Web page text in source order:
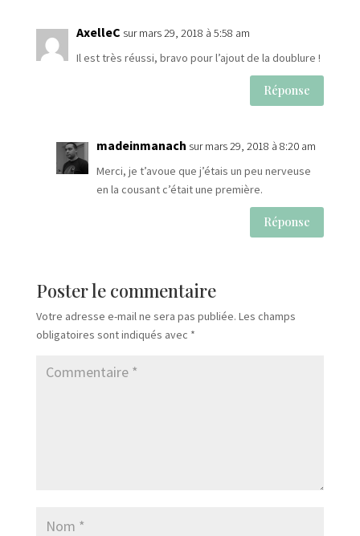
AxelleC sur mars 29, 2018 à 5:58 am
Il est très réussi, bravo pour l’ajout de la doublure !
Réponse
madeinmanach sur mars 29, 2018 à 8:20 am
Merci, je t’avoue que j’étais un peu nerveuse
en la cousant c’était une première.
Réponse
Poster le commentaire
Votre adresse e-mail ne sera pas publiée. Les champs
obligatoires sont indiqués avec *